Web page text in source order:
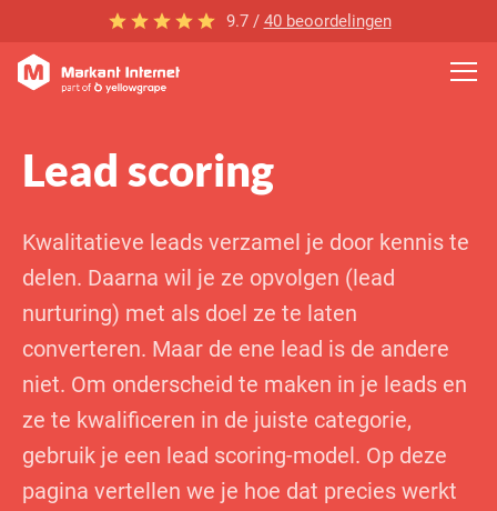
9.7 / 40 beoordelingen
Lead scoring
Kwalitatieve leads verzamel je door kennis te
delen. Daarna wil je ze opvolgen (lead
nurturing) met als doel ze te laten
converteren. Maar de ene lead is de andere
niet. Om onderscheid te maken in je leads en
ze te kwalificeren in de juiste categorie,
gebruik je een lead scoring-model. Op deze
pagina vertellen we je hoe dat precies werkt